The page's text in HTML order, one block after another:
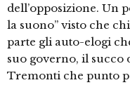
dell’opposizione. Un
la suono” visto che
parte gli auto-elogi
suo governo, il succo
Tremonti che punto